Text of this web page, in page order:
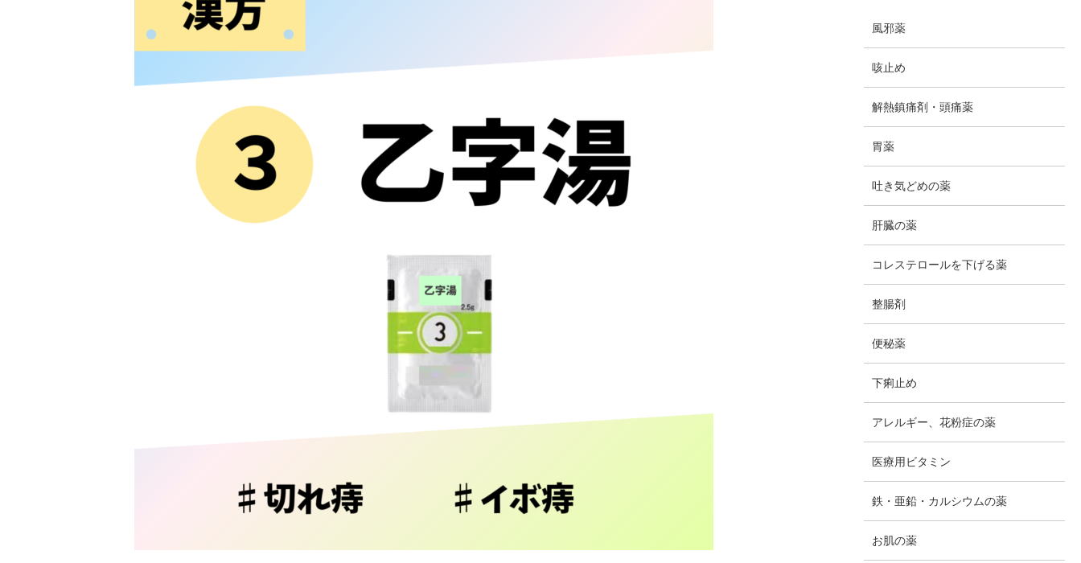
風邪薬
咳止め
解熱鎮痛剤・頭痛薬
胃薬
吐き気どめの薬
肝臓の薬
コレステロールを下げる薬
整腸剤
便秘薬
下痢止め
アレルギー、花粉症の薬
医療用ビタミン
鉄・亜鉛・カルシウムの薬
お肌の薬